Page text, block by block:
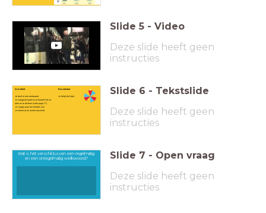
Slide 5 - Video
Deze slide heeft geen
instructies
A Le client
Je bent in een restaurant
Je vraagt de kaart en je bestelt iets te
eten en te drinken (carte page 71).
Je vraagt waar de toiletten zijn
Je rekent af en neemt afscheid.
B Le serveur
Je helpt de klant.
Slide 6 - Tekstslide
Deze slide heeft geen
instructies
Wat is het verschil tussen een regelmatig
en een onregelmatig werkwoord?
Slide 7 - Open vraag
Deze slide heeft geen
instructies